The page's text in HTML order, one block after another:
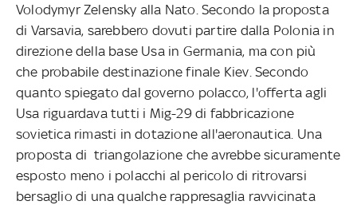
Volodymyr Zelensky alla Nato. Secondo la proposta
di Varsavia, sarebbero dovuti partire dalla Polonia in
direzione della base Usa in Germania, ma con più
che probabile destinazione finale Kiev. Secondo
quanto spiegato dal governo polacco, l'offerta agli
Usa riguardava tutti i Mig-29 di fabbricazione
sovietica rimasti in dotazione all'aeronautica. Una
proposta di triangolazione che avrebbe sicuramente
esposto meno i polacchi al pericolo di ritrovarsi
bersaglio di una qualche rappresaglia ravvicinata